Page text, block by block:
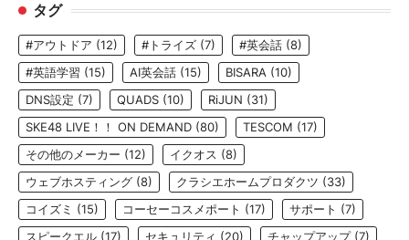
タグ
#アウトドア (12) #トライズ (7) #英会話 (8)
#英語学習 (15) AI英会話 (15) BISARA (10)
DNS設定 (7) QUADS (10) RiJUN (31)
SKE48 LIVE！！ ON DEMAND (80) TESCOM (17)
その他のメーカー (12) イクオス (8)
ウェブホスティング (8) クラシエホームプロダクツ (33)
コイズミ (15) コーセーコスメポート (17) サポート (7)
スピークエル (17) セキュリティ (20) チャップアップ(7)